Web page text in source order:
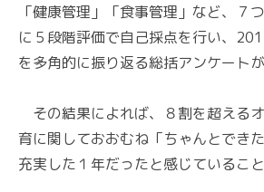
「健康管理」「食事管理」など、７
に５段階評価で自己採点を行い、
を多角的に振り返る総括アンケートが
その結果によれば、８割を超える
育に関しておおむね「ちゃんとでき
充実した１年だったと感じていること